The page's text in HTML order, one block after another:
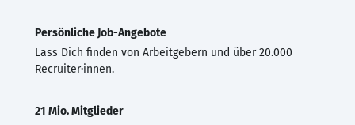
Persönliche Job-Angebote
Lass Dich finden von Arbeitgebern und über 20.000
Recruiter·innen.
21 Mio. Mitglieder